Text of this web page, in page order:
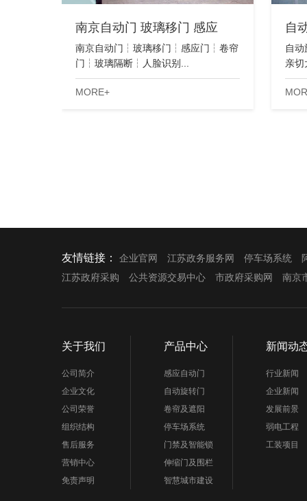
南京自动门 玻璃移门 感应
南京自动门┆玻璃移门┆感应门┆卷帘
门┆玻璃隔断┆人脸识别...
MORE+
自
自
亲切
友情链接： 企业官网 江苏政务服务网 停车场系统
江苏政府采购
公共资源交易中心 市政府采购网 南京
关于我们
公司简介
企业文化
公司荣誉
组织结构
售后服务
营销中心
免责声明
产品中心
感应自动门
自动旋转门
卷帘及遮阳
停车场系统
门禁及智能锁
伸缩门及围栏
智慧城市建设
新闻动
行业新闻
企业新闻
发展前景
弱电工程
工装项目